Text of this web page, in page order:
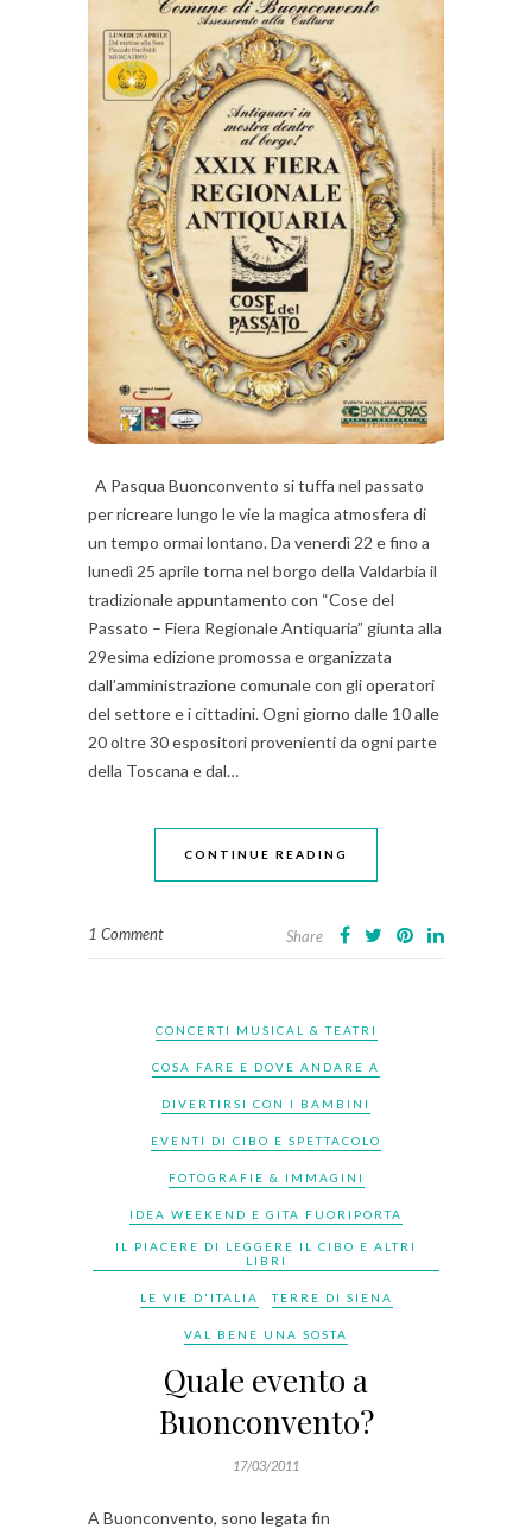
A Pasqua Buonconvento si tuffa nel passato
per ricreare lungo le vie la magica atmosfera di
un tempo ormai lontano. Da venerdì 22 e fino a
lunedì 25 aprile torna nel borgo della Valdarbia il
tradizionale appuntamento con “Cose del
Passato – Fiera Regionale Antiquaria” giunta alla
29esima edizione promossa e organizzata
dall’amministrazione comunale con gli operatori
del settore e i cittadini. Ogni giorno dalle 10 alle
20 oltre 30 espositori provenienti da ogni parte
della Toscana e dal…
CONTINUE READING
1 Comment Share
CONCERTI MUSICAL & TEATRI
COSA FARE E DOVE ANDARE A
DIVERTIRSI CON I BAMBINI
EVENTI DI CIBO E SPETTACOLO
FOTOGRAFIE & IMMAGINI
IDEA WEEKEND E GITA FUORIPORTA
IL PIACERE DI LEGGERE IL CIBO E ALTRI
LIBRI
LE VIE D'ITALIA TERRE DI SIENA
VAL BENE UNA SOSTA
Quale evento a
Buonconvento?
17/03/2011
A Buonconvento, sono legata fin